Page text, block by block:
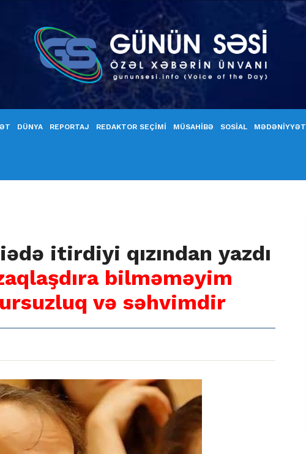
DÜNYA REPORTAJ REDAKTOR SEÇİMİ MÜSAHİBƏ SOSİAL MƏDƏNİYYƏT
itirdiyi qızından yazdı
bilməməyim
və səhvimdir